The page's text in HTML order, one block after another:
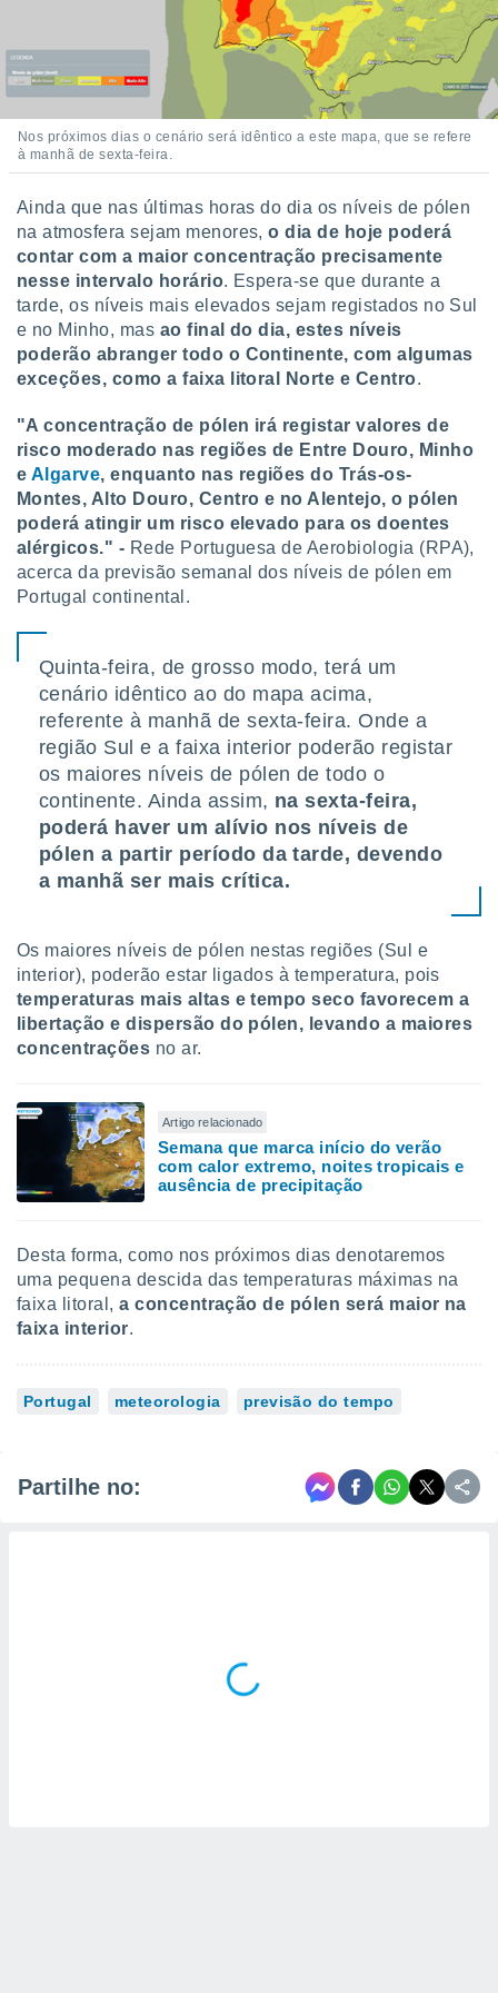
Nos próximos dias o cenário será idêntico a este mapa, que se refere
à manhã de sexta-feira.
Ainda que nas últimas horas do dia os níveis de pólen
na atmosfera sejam menores,o dia de hoje poderá
contar com a maior concentração precisamente
nesse intervalo horário. Espera-se que durante a
tarde, os níveis mais elevados sejam registados no Sul
e no Minho, mas ao final do dia, estes níveis
poderão abranger todo o Continente, com algumas
exceções, como a faixa litoral Norte e Centro.
"A concentração de pólen irá registar valores de
risco moderado nas regiões de Entre Douro, Minho
e Algarve, enquanto nas regiões do Trás-os-
Montes, Alto Douro, Centro e no Alentejo, o pólen
poderá atingir um risco elevado para os doentes
alérgicos." - Rede Portuguesa de Aerobiologia (RPA),
acerca da previsão semanal dos níveis de pólen em
Portugal continental.
Quinta-feira, de grosso modo, terá um
cenário idêntico ao do mapa acima,
referente à manhã de sexta-feira. Onde a
região Sul e a faixa interior poderão registar
os maiores níveis de pólen de todo o
continente. Ainda assim, na sexta-feira,
poderá haver um alívio nos níveis de
pólen a partir período da tarde, devendo
a manhã ser mais crítica.
Os maiores níveis de pólen nestas regiões (Sul e
interior), poderão estar ligados à temperatura, pois
temperaturas mais altas e tempo seco favorecem a
libertação e dispersão do pólen, levando a maiores
concentrações no ar.
Artigo relacionado
Semana que marca início do verão
com calor extremo, noites tropicais e
ausência de precipitação
Desta forma, como nos próximos dias denotaremos
uma pequena descida das temperaturas máximas na
faixa litoral,a concentração de pólen será maior na
faixa interior.
Portugal meteorologia previsão do tempo
Partilhe no: